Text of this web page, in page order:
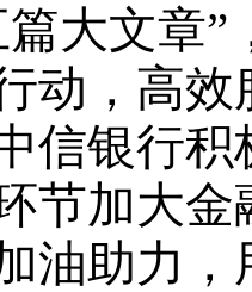
篇大文章
动，高效
信银行积
节加大金
油助力，